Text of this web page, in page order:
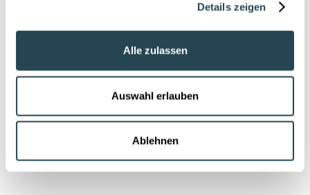
Details zeigen
Alle zulassen
Auswahl erlauben
Ablehnen